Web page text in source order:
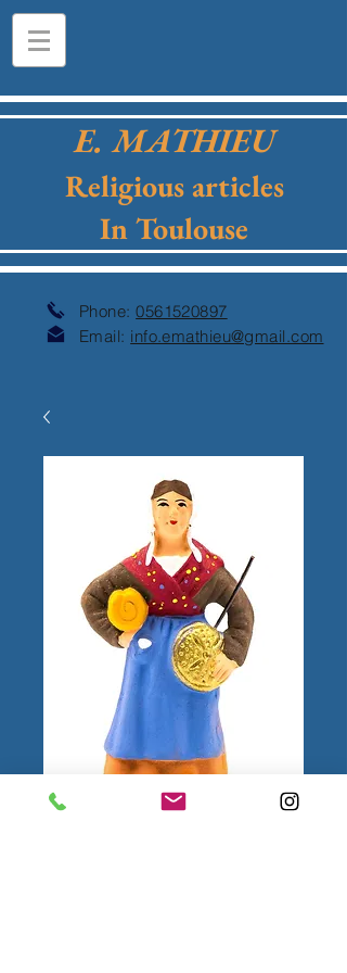
E. MATHIEU
Religious articles
In Toulouse
Phone:0561520897
Email: info.emathieu@gmail.com